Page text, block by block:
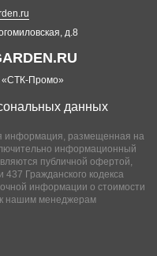
д.8
информация, размещенная на
информационный
публичной офертой,
Гражданского кодекса
информации о стоимости
к нашим менеджерам
«СТК-Промо»
данных